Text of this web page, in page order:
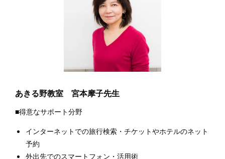
あきる野教室 宮本摩子先生
■得意なサポート分野
インターネットでの旅行検索・チケットやホテルのネット
予約
外出先でのスマートフォン・活用術